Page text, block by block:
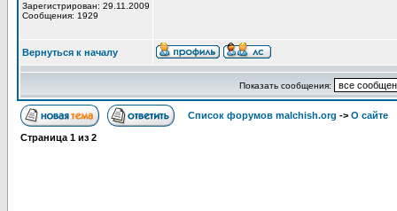
Зарегистрирован: 29.11.2009
Сообщения: 1929
Вернуться к началу
Показать сообщения:
Список форумов malchish.org -> О сайте
Страница 1 из 2